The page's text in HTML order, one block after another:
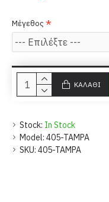
Stock: In Stock
Model: 405-TAMPA
SKU: 405-TAMPA
Μέγεθος
ΚΑΛΆΘΙ